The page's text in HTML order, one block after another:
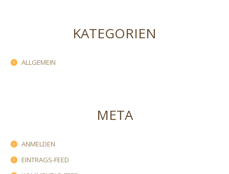
KATEGORIEN
ALLGEMEIN
META
ANMELDEN
EINTRAGS-FEED